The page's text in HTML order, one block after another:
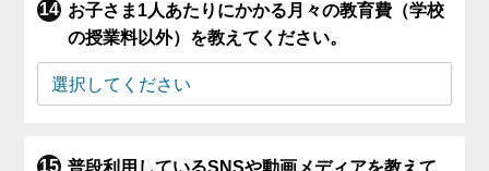
お子さま1人あたりにかかる月々の教育費（学校
の授業料以外）を教えてください。